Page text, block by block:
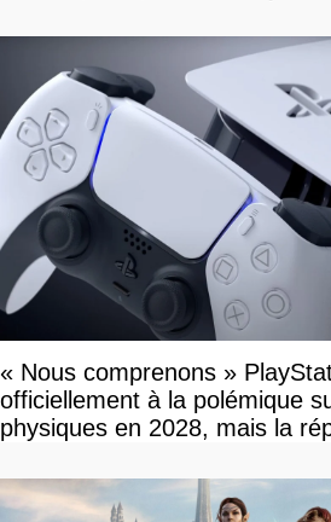
« Nous comprenons »
officiellement à la polémique
physiques en 2028, mais la